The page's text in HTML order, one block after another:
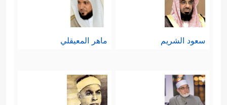
سعود الشريم ماهر المعيقلي